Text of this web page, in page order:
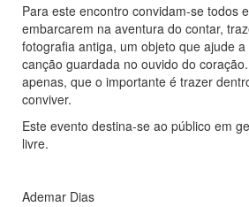
Para este encontro convidam-se todos
embarcarem na aventura do contar,
fotografia antiga, um objeto que ajude
canção guardada no ouvido do
apenas, que o importante é trazer
conviver.
Este evento destina-se ao público em
livre.
Ademar Dias